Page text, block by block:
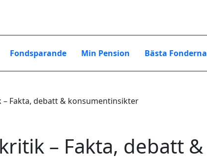
Fondsparande Min Pension Bästa Fonderna
Fakta, debatt & konsumentinsikter
– Fakta, debatt &